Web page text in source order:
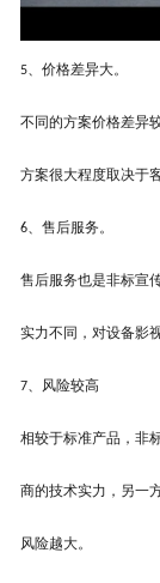
5、价格差异大。
不同的方案价格差异
方案很大程度取决于
6、售后服务。
售后服务也是非标宣
实力不同，对设备影
7、风险较高
相较于标准产品，非
商的技术实力，另一
风险越大。